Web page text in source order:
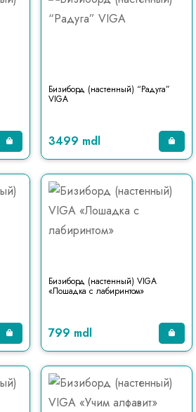
Бизиборд (настенный) “Радуга”
VIGA
3499 mdl
Бизиборд (настенный) VIGA
«Лошадка с лабиринтом»
799 mdl